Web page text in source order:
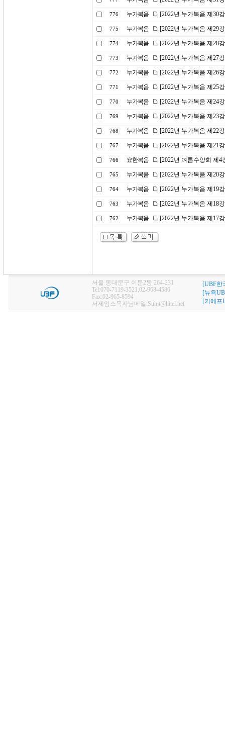
776 누가복음 [2022년 누가복음 제30
775 누가복음 [2022년 누가복음 제29
774 누가복음 [2022년 누가복음 제28
773 누가복음 [2022년 누가복음 제27
772 누가복음 [2022년 누가복음 제26
771 누가복음 [2022년 누가복음 제25
770 누가복음 [2022년 누가복음 제24
769 누가복음 [2022년 누가복음 제23
768 누가복음 [2022년 누가복음 제22
767 누가복음 [2022년 누가복음 제21
766 요한복음 [2022년 여름수양회 제
765 누가복음 [2022년 누가복음 제20
764 누가복음 [2022년 누가복음 제19
763 누가복음 [2022년 누가복음 제18
762 누가복음 [2022년 누가복음 제17
서울 동대문구 이문2동 264-231
Tel:070-7119-3521,02-968-4586
Fax:02-965-8594
서제임스목자님메일:Suhjt@hitel.net
[UBF한
[뉴욕
[키에프